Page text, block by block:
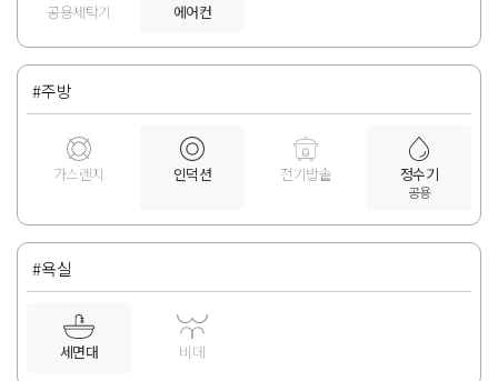
공용세탁기 에어컨
#주방
가스렌지 인덕션 전기밥솥 정수기
공용
#욕실
세면대 비데